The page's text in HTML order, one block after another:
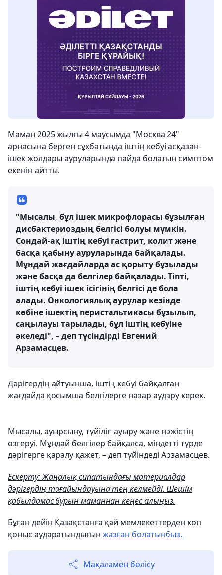
Маман 2025 жылғы 4 маусымда "Москва 24"
арнасына берген сұхбатында іштің кебуі асқазан-
ішек жолдары ауруларында пайда болатын симптом
екенін айтты.
"Мысалы, бұл ішек микрофлорасы бұзылған
дисбактериоздың белгісі болуы мүмкін.
Сондай-ақ іштің кебуі гастрит, колит және
басқа қабыну ауруларында байқалады.
Мұндай жағдайларда ас қорыту бұзылады
және басқа да белгілер байқалады. Тіпті,
іштің кебуі ішек ісігінің белгісі де бола
алады. Онкологиялық аурулар кезінде
көбіне ішектің перистальтикасы бұзылып,
саңылауы тарылады, бұл іштің кебуіне
әкеледі", – деп түсіндірді Евгений
Арзамасцев.
Дәрігердің айтуынша, іштің кебуі байқалған
жағдайда қосымша белгілерге назар аудару керек.
Мысалы, ауырсыну, түйіліп ауыру және нәжістің
өзгеруі. Мұндай белгілер байқалса, міндетті түрде
дәрігерге қаралу қажет, – деп түйіндеді Арзамасцев.
Ескерту: Жаңалық сипатындағы материалдар
дәрігердің тағайындауына тең келмейді. Шешім
қабылдамас бұрын маманнан кеңес алыңыз.
Бұған дейін Қазақстанға қай мемлекеттерден көп
қоныс аударатындығын жазған болатынбыз.
Мақаламен бөлісу